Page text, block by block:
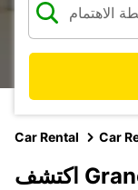
Car Rental Car